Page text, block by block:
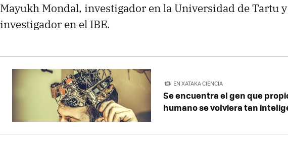
Mayukh Mondal, investigador en la Universidad de Tartu
investigador en el IBE.
EN XATAKA CIENCIA
Se encuentra el gen que
humano se volviera tan